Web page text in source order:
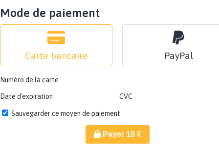
Mode de paiement
Carte bancaire PayPal
Numéro de la carte
Date d'expiration CVC
Sauvegarder ce moyen de paiement
Payer 10€